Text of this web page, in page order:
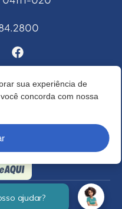
sua experiência de
concorda com nossa